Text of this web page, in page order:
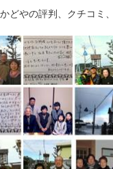
どやの評判、クチコミ